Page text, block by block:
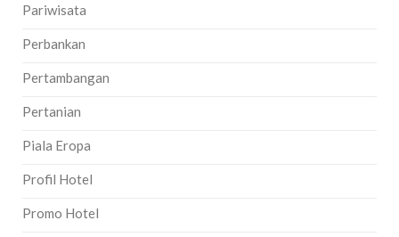
Pariwisata
Perbankan
Pertambangan
Pertanian
Piala Eropa
Profil Hotel
Promo Hotel